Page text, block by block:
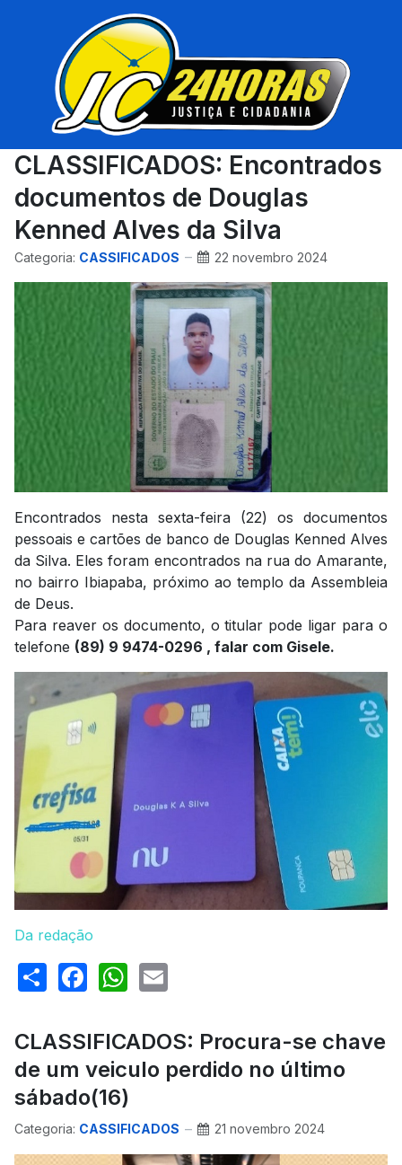
CLASSIFICADOS: Encontrados
documentos de Douglas
Kenned Alves da Silva
Categoria: CASSIFICADOS 22 novembro 2024
Encontrados nesta sexta-feira (22) os documentos
pessoais e cartões de banco de Douglas Kenned Alves
da Silva. Eles foram encontrados na rua do Amarante,
no bairro Ibiapaba, próximo ao templo da Assembleia
de Deus.
Para reaver os documento, o titular pode ligar para o
telefone (89) 9 9474-0296 , falar com Gisele.
Da redação
ShareFacebook
WhatsApp
CLASSIFICADOS: Procura-se chave
de um veiculo perdido no último
sábado(16)
Categoria: CASSIFICADOS 21 novembro 2024